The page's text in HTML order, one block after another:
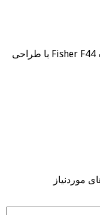
دستگاه فلزیاب Fisher F44 دستگاه فلزیاب Fisher F44 با طراحی
موردنیاز